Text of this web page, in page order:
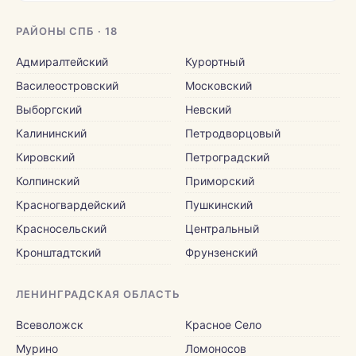
РАЙОНЫ СПБ · 18
Адмиралтейский
Василеостровский
Выборгский
Калининский
Кировский
Колпинский
Красногвардейский
Красносельский
Кронштадтский
Курортный
Московский
Невский
Петродворцовый
Петроградский
Приморский
Пушкинский
Центральный
Фрунзенский
ЛЕНИНГРАДСКАЯ ОБЛАСТЬ
Всеволожск
Мурино
Красное Село
Ломоносов